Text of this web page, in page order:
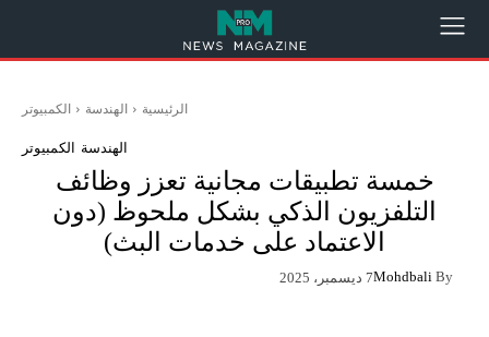
الرئيسية الهندسة الكمبيوتر
الهندسة الكمبيوتر
خمسة تطبيقات مجانية تعزز وظائف
التلفزيون الذكي بشكل ملحوظ (دون
الاعتماد على خدمات البث)
By
Mohdbali7 ديسمبر، 2025